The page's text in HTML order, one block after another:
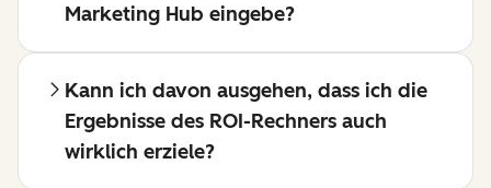
Marketing Hub eingebe?
Kann ich davon ausgehen, dass ich die
Ergebnisse des ROI-Rechners auch
wirklich erziele?